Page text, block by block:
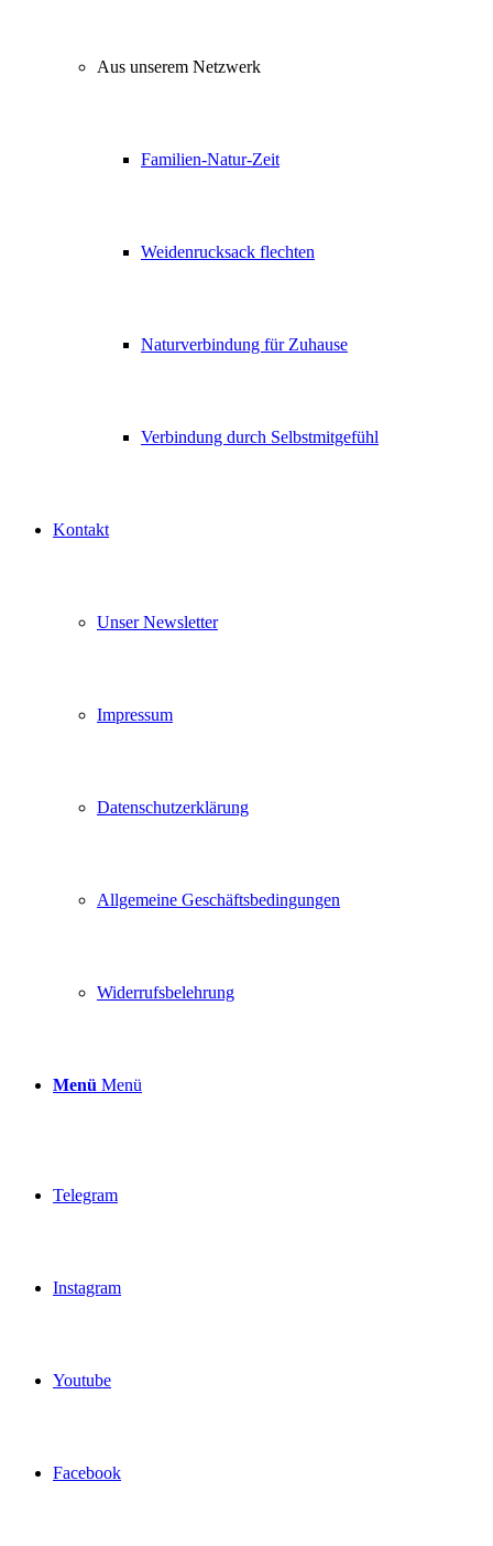
Aus unserem Netzwerk
Familien-Natur-Zeit
Weidenrucksack flechten
Naturverbindung für Zuhause
Verbindung durch Selbstmitgefühl
Kontakt
Unser Newsletter
Impressum
Datenschutzerklärung
Allgemeine Geschäftsbedingungen
Widerrufsbelehrung
Menü Menü
Telegram
Instagram
Youtube
Facebook